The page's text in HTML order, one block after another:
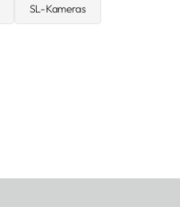
SL-Kameras